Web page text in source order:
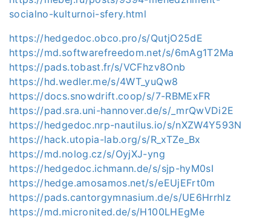
socialno-kulturnoi-sfery.html
https://hedgedoc.obco.pro/s/QutjO25dE
https://md.softwarefreedom.net/s/6mAg1T2Ma
https://pads.tobast.fr/s/VCFhzv8Onb
https://hd.wedler.me/s/4WT_yuQw8
https://docs.snowdrift.coop/s/7-RBMExFR
https://pad.sra.uni-hannover.de/s/_mrQwVDi2E
https://hedgedoc.nrp-nautilus.io/s/nXZW4Y593N
https://hack.utopia-lab.org/s/R_xTZe_Bx
https://md.nolog.cz/s/OyjXJ-yng
https://hedgedoc.ichmann.de/s/sjp-hyM0sI
https://hedge.amosamos.net/s/eEUjEFrt0m
https://pads.cantorgymnasium.de/s/UE6Hrrhlz
https://md.micronited.de/s/H100LHEgMe